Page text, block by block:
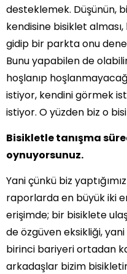
desteklemek. Düşünün,
kendisine bisiklet
gidip bir parkta onu
Bunu yapabilen de
hoşlanıp
istiyor, kendini görmek
istiyor. O yüzden biz o
Bisikletle tanışma
oynuyorsunuz.
Yani çünkü biz
raporlarda en büyük iki
erişimde; bir bisiklete
de özgüven eksikliği,
birinci bariyeri ortadan
arkadaşlar bizim